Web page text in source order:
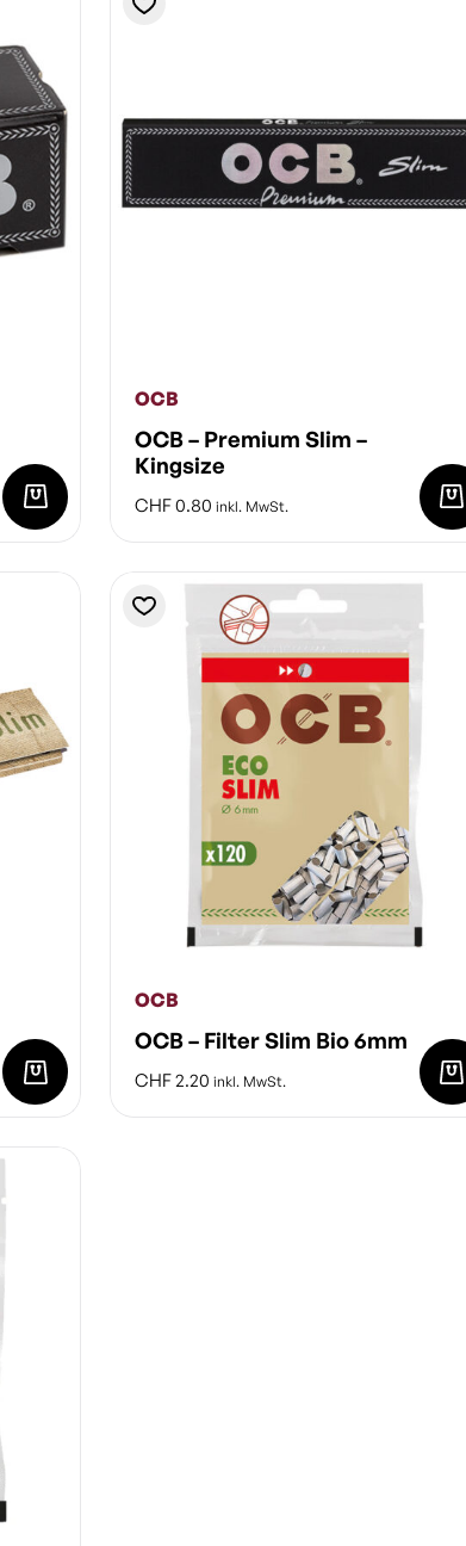
OCB
OCB – Premium Slim –
Kingsize
CHF0.80 inkl. MwSt.
OCB
OCB – Filter Slim Bio 6mm
CHF2.20 inkl. MwSt.